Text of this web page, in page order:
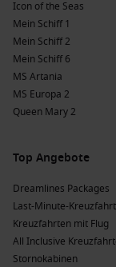
bekannt für
lohnenswert,
erfahren.
Luanda
bietet eine
moderner
Stadt.
Beliebte
Tema
Eine Kreuzfahrt
aufregende
Icon of the Seas
Mein Schiff 1
Mein Schiff 2
Mein Schiff 6
MS Artania
MS Europa 2
Queen Mary 2
Top Angebote
Dreamlines Packages
Last-Minute-
Kreuzfahrten mit Flug
All Inclusive
Stornokabinen